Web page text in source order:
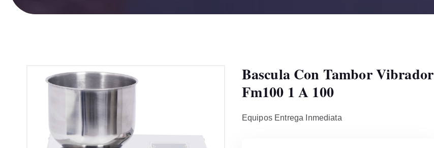
Bascula Con Tambor Vibrador
Fm100 1 A 100
Equipos Entrega Inmediata